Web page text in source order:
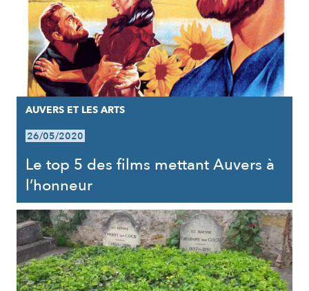
AUVERS ET LES ARTS
26/05/2020
Le top 5 des films mettant Auvers à
l’honneur